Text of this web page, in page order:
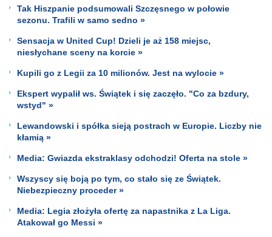
Tak Hiszpanie podsumowali Szczęsnego w połowie
sezonu. Trafili w samo sedno »
Sensacja w United Cup! Dzieli je aż 158 miejsc,
niesłychane sceny na korcie »
Kupili go z Legii za 10 milionów. Jest na wylocie »
Ekspert wypalił ws. Świątek i się zaczęło. "Co za bzdury,
wstyd" »
Lewandowski i spółka sieją postrach w Europie. Liczby nie
kłamią »
Media: Gwiazda ekstraklasy odchodzi! Oferta na stole »
Wszyscy się boją po tym, co stało się ze Świątek.
Niebezpieczny proceder »
Media: Legia złożyła ofertę za napastnika z La Liga.
Atakował go Messi »